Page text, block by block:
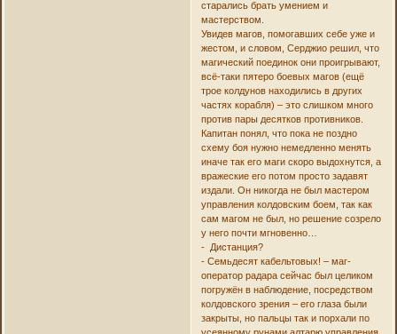
старались брать умением и
мастерством.
Увидев магов, помогавших себе уже и
жестом, и словом, Серджио решил, что
магический поединок они проигрывают,
всё-таки пятеро боевых магов (ещё
трое колдунов находились в других
частях корабля) – это слишком много
против пары десятков противников.
Капитан понял, что пока не поздно
схему боя нужно немедленно менять
иначе так его маги скоро выдохнутся, а
вражеские его потом просто задавят
издали. Он никогда не был мастером
управления колдовским боем, так как
сам магом не был, но решение созрело
у него почти мгновенно…
- Дистанция?
- Семьдесят кабельтовых! – маг-
оператор радара сейчас был целиком
погружён в наблюдение, посредством
колдовского зрения – его глаза были
закрыты, но пальцы так и порхали по